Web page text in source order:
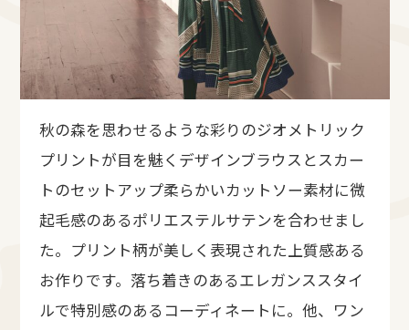
秋の森を思わせるような彩りのジオメトリック
プリントが目を魅くデザインブラウスとスカー
トのセットアップ柔らかいカットソー素材に微
起毛感のあるポリエステルサテンを合わせまし
た。プリント柄が美しく表現された上質感ある
お作りです。落ち着きのあるエレガンススタイ
ルで特別感のあるコーディネートに。他、ワン